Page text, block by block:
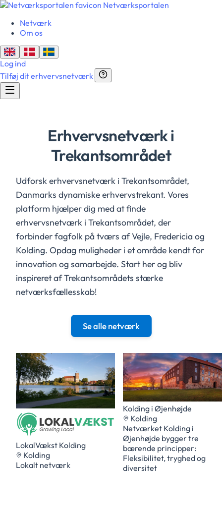
Netværksportalen
Netværk
Om os
Log ind
Tilføj dit erhvervsnetværk
Erhvervsnetværk i
Trekantsområdet
Udforsk erhvervsnetværk i Trekantsområdet,
Danmarks dynamiske erhvervstrekant. Vores
platform hjælper dig med at finde
erhvervsnetværk i Trekantsområdet, der
forbinder fagfolk på tværs af Vejle, Fredericia og
Kolding. Opdag muligheder i et område kendt for
innovation og samarbejde. Start her og bliv
inspireret af Trekantsområdets stærke
netværksfællesskab!
Se alle netværk
LokalVækst Kolding
Kolding
Lokalt netværk
Kolding i Øjenhøjde
Kolding
Netværket Kolding i
Øjenhøjde bygger tre
bærende principper:
Fleksibilitet, tryghed og
diversitet